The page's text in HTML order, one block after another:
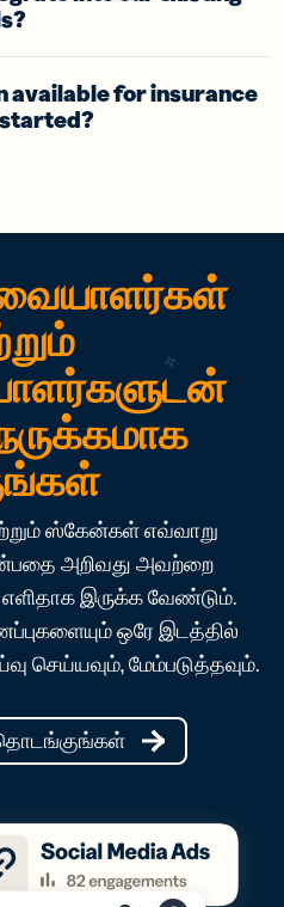
available for insurance
ஸ்கேன்கள் எவ்வாறு
அறிவது அவற்றை
இருக்க வேண்டும்.
ஒரே இடத்தில்
செய்யவும், மேம்படுத்தவும்.